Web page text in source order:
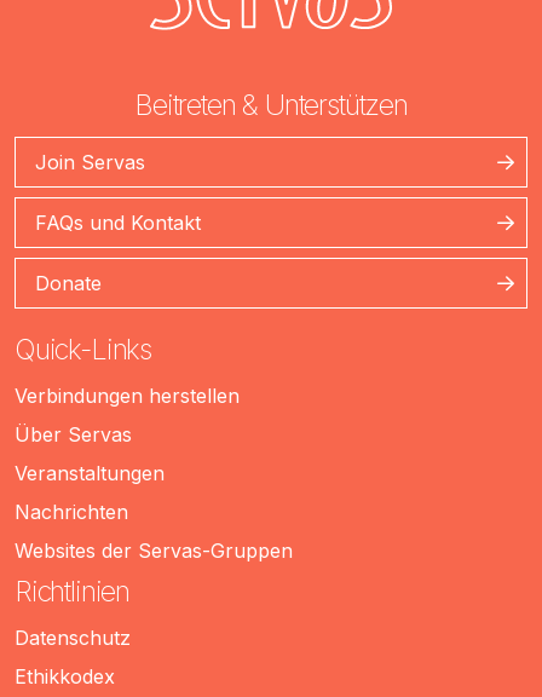
Beitreten & Unterstützen
Join Servas
FAQs und Kontakt
Donate
Quick-Links
Verbindungen herstellen
Über Servas
Veranstaltungen
Nachrichten
Websites der Servas-Gruppen
Richtlinien
Datenschutz
Ethikkodex